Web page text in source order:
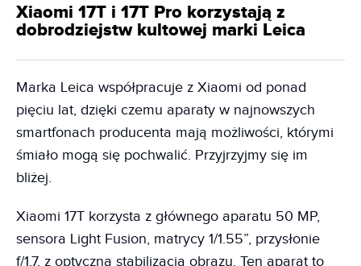
Xiaomi 17T i 17T Pro korzystają z
dobrodziejstw kultowej marki Leica
Marka Leica współpracuje z Xiaomi od ponad
pięciu lat, dzięki czemu aparaty w najnowszych
smartfonach producenta mają możliwości, którymi
śmiało mogą się pochwalić. Przyjrzyjmy się im
bliżej.
Xiaomi 17T korzysta z głównego aparatu 50 MP,
sensora Light Fusion, matrycy 1/1.55”, przysłonie
f/1.7, z optyczną stabilizacją obrazu. Ten aparat to